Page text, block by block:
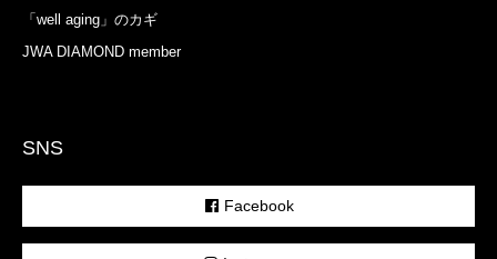
「well aging」のカギ
JWA DIAMOND member
SNS
Facebook